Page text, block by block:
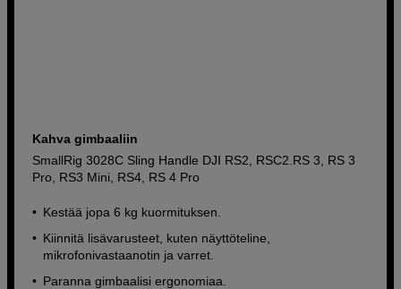
Kahva gimbaaliin
SmallRig 3028C Sling Handle DJI RS2, RSC2.RS 3, RS 3
Pro, RS3 Mini, RS4, RS 4 Pro
Kestää jopa 6 kg kuormituksen.
Kiinnitä lisävarusteet, kuten näyttöteline,
mikrofonivastaanotin ja varret.
Paranna gimbaalisi ergonomiaa.